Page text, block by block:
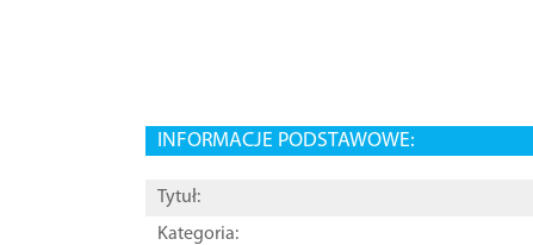
INFORMACJE PODSTAWOWE:
Tytuł:
Kategoria: